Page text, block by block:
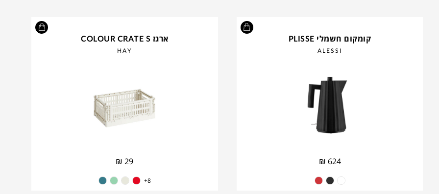
קומקום חשמלי PLISSE
ALESSI
₪ 624
ארגז COLOUR CRATE S
HAY
₪ 29
8+